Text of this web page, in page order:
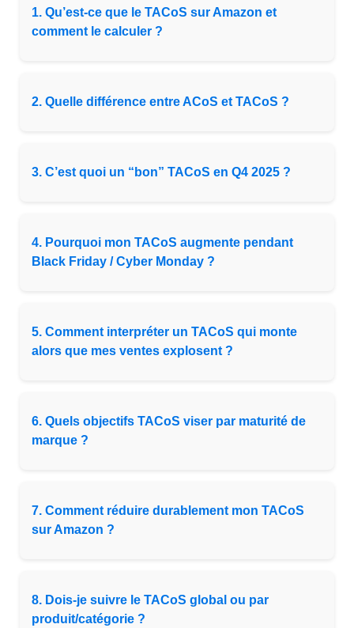
1. Qu’est-ce que le TACoS sur Amazon et
comment le calculer ?
2. Quelle différence entre ACoS et TACoS ?
3. C’est quoi un “bon” TACoS en Q4 2025 ?
4. Pourquoi mon TACoS augmente pendant
Black Friday / Cyber Monday ?
5. Comment interpréter un TACoS qui monte
alors que mes ventes explosent ?
6. Quels objectifs TACoS viser par maturité de
marque ?
7. Comment réduire durablement mon TACoS
sur Amazon ?
8. Dois-je suivre le TACoS global ou par
produit/catégorie ?